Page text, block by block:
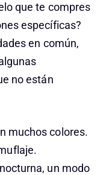
que te compres
específicas?
en común,
no están
muchos colores.
un modo